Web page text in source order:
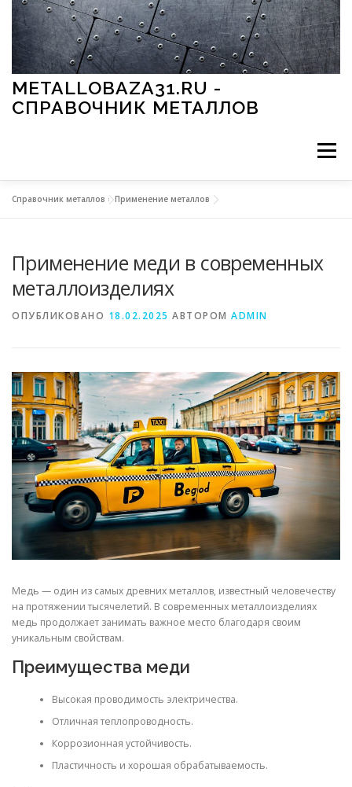
Перейти к содержимому
METALLOBAZA31.RU -
СПРАВОЧНИК МЕТАЛЛОВ
Меню
МЕТАЛЛЫ И ОКРУЖАЮЩАЯ СРЕДА
СВОЙСТВА МЕТАЛЛОВ СОРТА МЕТАЛЛОВ
СТАТЬИ
Справочник металлов »Применение металлов
Применение меди в современных
металлоизделиях
ОПУБЛИКОВАНО 18.02.2025 АВТОРОМ ADMIN
Медь — один из самых древних металлов, известный человечеству
на протяжении тысячелетий. В современных металлоизделиях
медь продолжает занимать важное место благодаря своим
уникальным свойствам.
Преимущества меди
Высокая проводимость электричества.
Отличная теплопроводность.
Коррозионная устойчивость.
Пластичность и хорошая обрабатываемость.